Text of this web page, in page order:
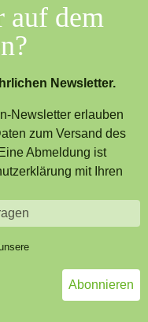
auf dem
Newsletter.
Newsletter erlauben
zum Versand des
Abmeldung ist
mit Ihren